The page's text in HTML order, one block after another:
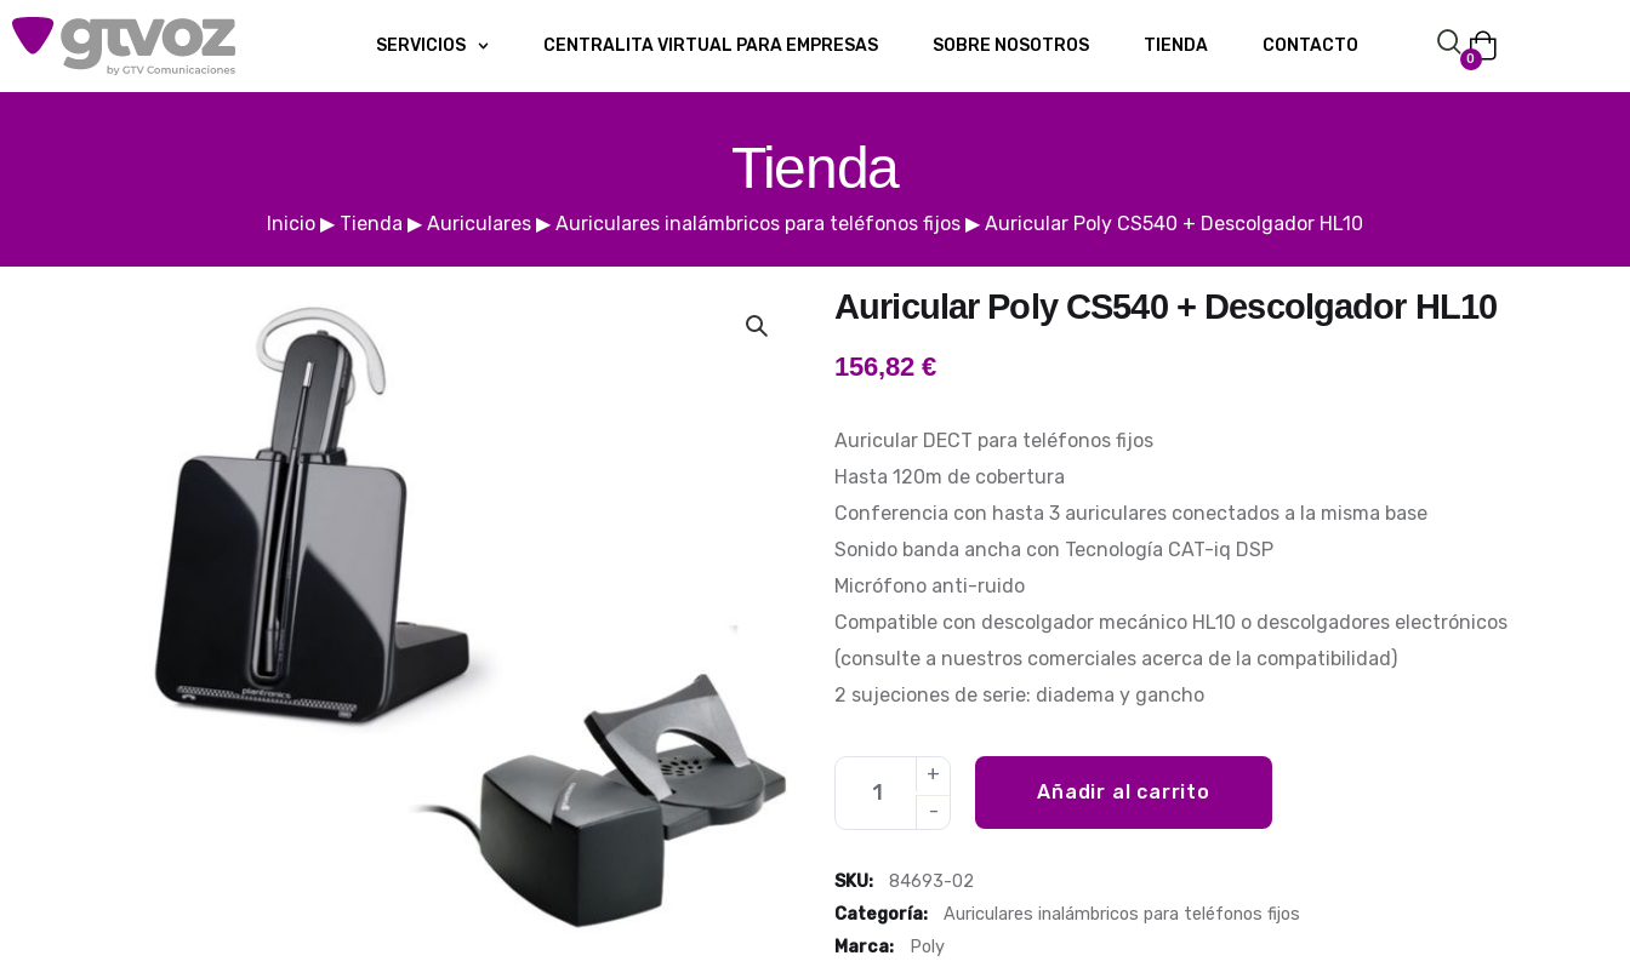
SERVICIOS CENTRALITA VIRTUAL PARA EMPRESAS SOBRE NOSOTROS TIENDA CONTACTO
0
Tienda
Inicio ▶ Tienda ▶ Auriculares ▶ Auriculares inalámbricos para teléfonos fijos ▶ Auricular Poly CS540 + Descolgador HL10
Auricular Poly CS540 + Descolgador HL10
156,82 €
Auricular DECT para teléfonos fijos
Hasta 120m de cobertura
Conferencia con hasta 3 auriculares conectados a la misma base
Sonido banda ancha con Tecnología CAT-iq DSP
Micrófono anti-ruido
Compatible con descolgador mecánico HL10 o descolgadores electrónicos
(consulte a nuestros comerciales acerca de la compatibilidad)
2 sujeciones de serie: diadema y gancho
Añadir al carrito
SKU:
84693-02
Categoría:
Auriculares inalámbricos para teléfonos fijos
Marca:
Poly